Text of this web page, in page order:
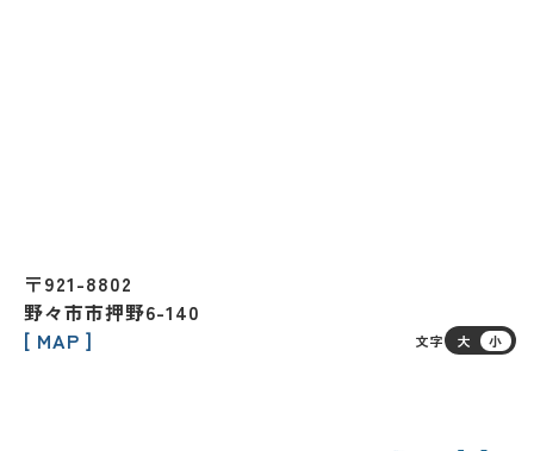
〒921-8802
野々市市押野6-140
[ MAP ]
文字 大 小